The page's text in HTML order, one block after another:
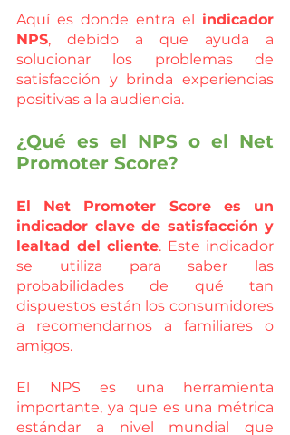
Aquí es donde entra el indicador
NPS, debido a que ayuda a
solucionar los problemas de
satisfacción y brinda experiencias
positivas a la audiencia.
¿Qué es el NPS o el Net
Promoter Score?
El Net Promoter Score es un
indicador clave de satisfacción y
lealtad del cliente. Este indicador
se utiliza para saber las
probabilidades de qué tan
dispuestos están los consumidores
a recomendarnos a familiares o
amigos.
El NPS es una herramienta
importante, ya que es una métrica